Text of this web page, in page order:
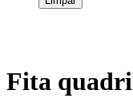
Fita